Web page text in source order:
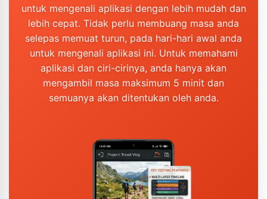
untuk mengenali aplikasi dengan lebih mudah dan
lebih cepat. Tidak perlu membuang masa anda
selepas memuat turun, pada hari-hari awal anda
untuk mengenali aplikasi ini. Untuk memahami
aplikasi dan ciri-cirinya, anda hanya akan
mengambil masa maksimum 5 minit dan
semuanya akan ditentukan oleh anda.